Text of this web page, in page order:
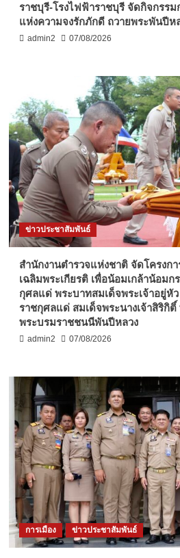
ราชบุรี-โรงไฟฟ้าราชบุรี จัดกิจกรร
แห่งความจงรักภักดี ถวายพระพันปีห
admin2 07/08/2026
ข่าวประชาสัมพันธ์
สำนักงานตำรวจแห่งชาติ จัดโครงก
เฉลิมพระเกียรติ เพื่อน้อมเกล้าน้อม
กุศลแด่ พระบาทสมเด็จพระเจ้าอยู่หั
ราชกุศลแด่ สมเด็จพระนางเจ้าสิริกิ
พระบรมราชชนนีพันปีหลวง
admin2 07/08/2026
การเมือง ข่าวประชาสัมพันธ์